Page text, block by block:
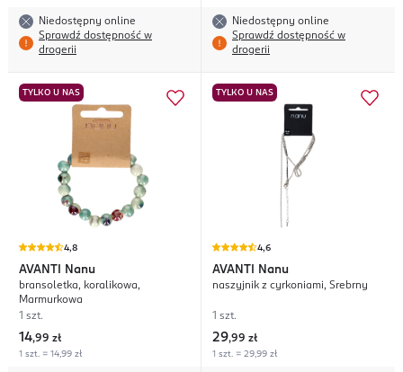
Niedostępny online
Sprawdź dostępność w
drogerii
Niedostępny online
Sprawdź dostępność w
drogerii
TYLKO U NAS
4,8
AVANTI Nanu
bransoletka, koralikowa,
Marmurkowa
1 szt.
14,99 zł
1 szt. = 14,99 zł
TYLKO U NAS
4,6
AVANTI Nanu
naszyjnik z cyrkoniami, Srebrny
1 szt.
29,99 zł
1 szt. = 29,99 zł